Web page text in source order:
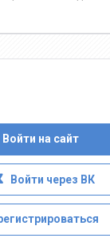
Войти на сайт
Войти через ВК